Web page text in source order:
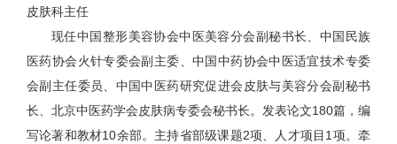
皮肤科主任
现任中国整形美容协会中医美容分会副秘书长、中国民族
医药协会火针专委会副主委、中国中药协会中医适宜技术专委
会副主任委员、中国中医药研究促进会皮肤与美容分会副秘书
长、北京中医药学会皮肤病专委会秘书长。发表论文180篇，编
写论著和教材10余部。主持省部级课题2项、人才项目1项。牵